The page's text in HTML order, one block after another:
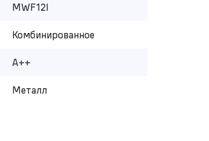
MWF12I
Комбинированное
A++
Металл